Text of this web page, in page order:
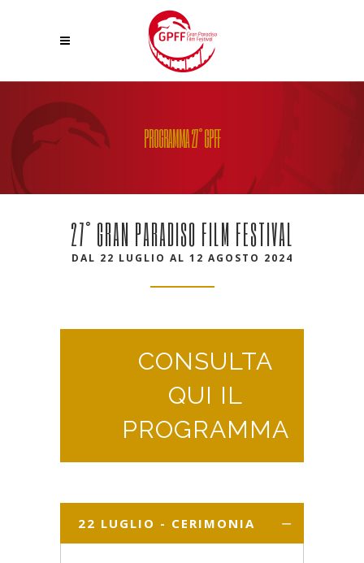
PROGRAMMA 27° GPFF
27° GRAN PARADISO FILM FESTIVAL
DAL 22 LUGLIO AL 12 AGOSTO 2024
CONSULTA
QUI IL
PROGRAMMA
22 LUGLIO - CERIMONIA